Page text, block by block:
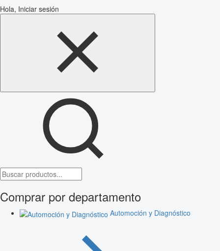
Hola, Iniciar sesión
Comprar por departamento
Automoción y Diagnóstico